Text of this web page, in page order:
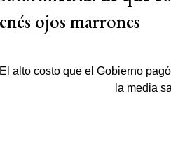
ojos marrones